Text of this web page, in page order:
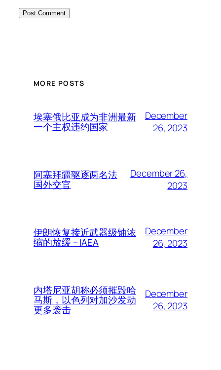
MORE POSTS
埃塞俄比亚成为非洲最新
一个主权违约国家
December
26, 2023
阿塞拜疆驱逐两名法
国外交官
December 26,
2023
伊朗恢复接近武器级铀浓
缩的放缓 – IAEA
December
26, 2023
内塔尼亚胡称必须摧毁哈
马斯，以色列对加沙发动
更多袭击
December
26, 2023